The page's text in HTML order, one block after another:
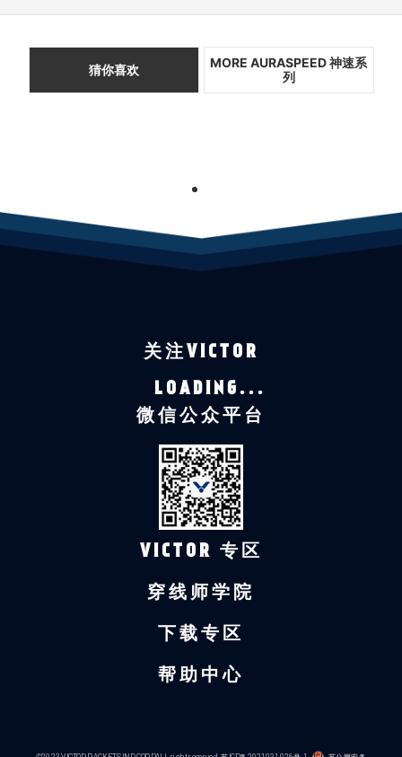
猜你喜欢
MORE AURASPEED 神速系
列
1
关注VICTOR
LOADING...
微信公众平台
VICTOR 专区
穿线师学院
下载专区
帮助中心